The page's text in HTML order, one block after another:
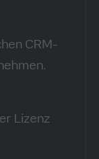
CRM-
Lizenz